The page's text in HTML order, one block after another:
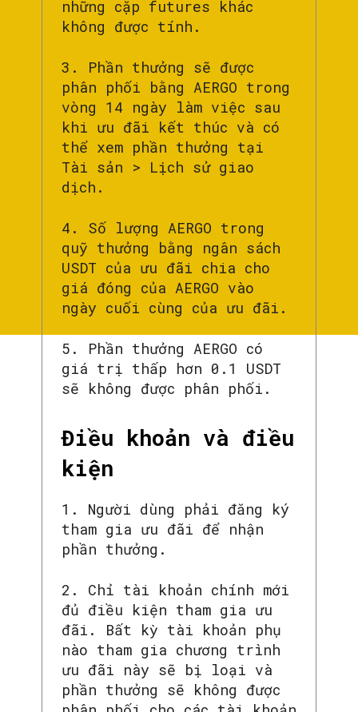
những cặp futures khác
không được tính.
3. Phần thưởng sẽ được
phân phối bằng AERGO trong
vòng 14 ngày làm việc sau
khi ưu đãi kết thúc và có
thể xem phần thưởng tại
Tài sản > Lịch sử giao
dịch.
4. Số lượng AERGO trong
quỹ thưởng bằng ngân sách
USDT của ưu đãi chia cho
giá đóng của AERGO vào
ngày cuối cùng của ưu đãi.
5. Phần thưởng AERGO có
giá trị thấp hơn 0.1 USDT
sẽ không được phân phối.
Điều khoản và điều
kiện
1. Người dùng phải đăng ký
tham gia ưu đãi để nhận
phần thưởng.
2. Chỉ tài khoản chính mới
đủ điều kiện tham gia ưu
đãi. Bất kỳ tài khoản phụ
nào tham gia chương trình
ưu đãi này sẽ bị loại và
phần thưởng sẽ không được